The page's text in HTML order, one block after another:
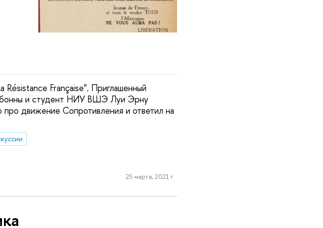
Française". Приглашенный
и студент НИУ ВШЭ Луи Эрну
движение Сопротивления и ответил на
25 марта, 2021 г.